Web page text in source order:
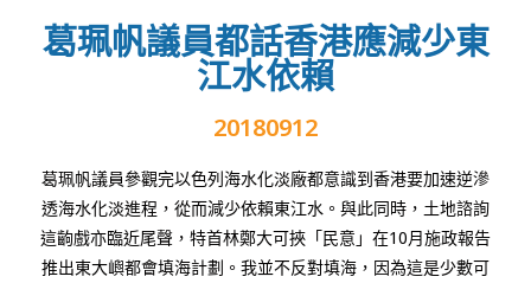
葛珮帆議員都話香港應減少東
江水依賴
20180912
葛珮帆議員參觀完以色列海水化淡廠都意識到香港要加速逆滲
透海水化淡進程，從而減少依賴東江水。與此同時，土地諮詢
這齣戲亦臨近尾聲，特首林鄭大可挾「民意」在10月施政報告
推出東大嶼都會填海計劃。我並不反對填海，因為這是少數可